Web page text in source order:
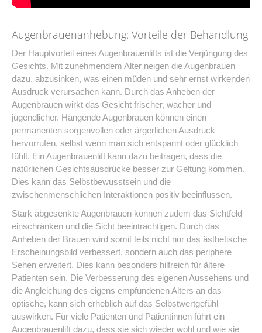
Augenbrauenanhebung: Vorteile der Behandlung
Der Hauptvorteil eines Augenbrauenlifts ist die Verjüngung des
Gesichts. Mit zunehmendem Alter neigen die Augenbrauen
dazu, abzusinken, was einen müden und sehr ernst wirkenden
Ausdruck verursachen kann. Durch das Anheben der
Augenbrauen wirkt das Gesicht frischer, wacher und
jugendlicher. Hängende Augenbrauen können einen
permanenten sorgenvollen oder ärgerlichen Ausdruck
hervorrufen, selbst wenn man sich entspannt oder glücklich
fühlt. Ein Augenbrauenlift kann dazu beitragen, dass die
natürlichen Gesichtsausdrücke besser zur Geltung kommen.
Dies kann das Selbstbewusstsein und die
zwischenmenschlichen Interaktionen positiv beeinflussen.
Stark abgesenkte Augenbrauen können zudem das Sichtfeld
einschränken und die Sicht beeinträchtigen. Durch das
Anheben der Brauen wird somit teils nicht nur das ästhetische
Erscheinungsbild verbessert, sondern auch das periphere
Sehen erweitert. Dies kann besonders hilfreich für ältere
Patienten sein. Die Verbesserung des eigenen Aussehens und
die Angleichung des eigens empfundenen Alters an das
optische, kann sich erheblich auf das Selbstwertgefühl
auswirken. Für viele Patienten und Patientinnen führt ein
Augenbrauenlift dazu, dass sie sich wieder wohl und wie sie